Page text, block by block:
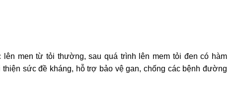
lên men từ tỏi thường, sau quá trình lên mem tỏi đen có hàm
sức đề kháng, hỗ trợ bảo vệ gan, chống các bệnh đường